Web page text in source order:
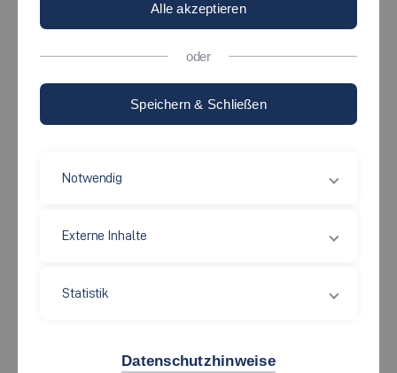
Anschrift
Campus Esslingen Flandernstraße
Flandernstraße 101
Alle akzeptieren
oder
Speichern & Schließen
Notwendig
Externe Inhalte
Statistik
Datenschutzhinweise